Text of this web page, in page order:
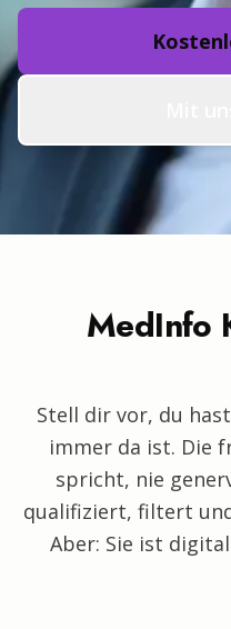
MedInfo
Stell dir vor, du
immer da ist. Die
spricht, nie
qualifiziert, filtert
Aber: Sie ist